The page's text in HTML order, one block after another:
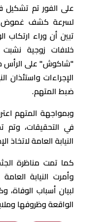
على الفور تم تشكيل
لسرعة كشف غموض
تبين أن وراء ارتكاب
خلافات زوجية نشبت
"شاكوش" على الرأس
الإجراءات واستئذان
ضبط المتهم.
وبمواجهة المتهم
في التحقيقات، وتم
النيابة العامة لاتخاذ
كما تمت مناظرة
وأمرت النيابة
لبيان أسباب الوفاة،
الواقعة وظروفها